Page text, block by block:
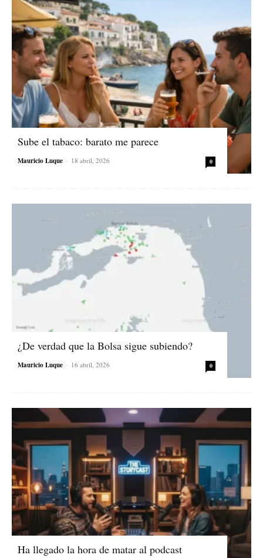
Sube el tabaco: barato me parece
Mauricio Luque - 18 abril, 2026 0
¿De verdad que la Bolsa sigue subiendo?
Mauricio Luque - 16 abril, 2026 0
Ha llegado la hora de matar al podcast